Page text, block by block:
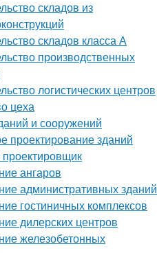
складов из
складов класса А
производственных
логистических центров
цеха
и сооружений
проектирование зданий
ангаров
административных зданий
гостиничных комплексов
дилерских центров
железобетонных